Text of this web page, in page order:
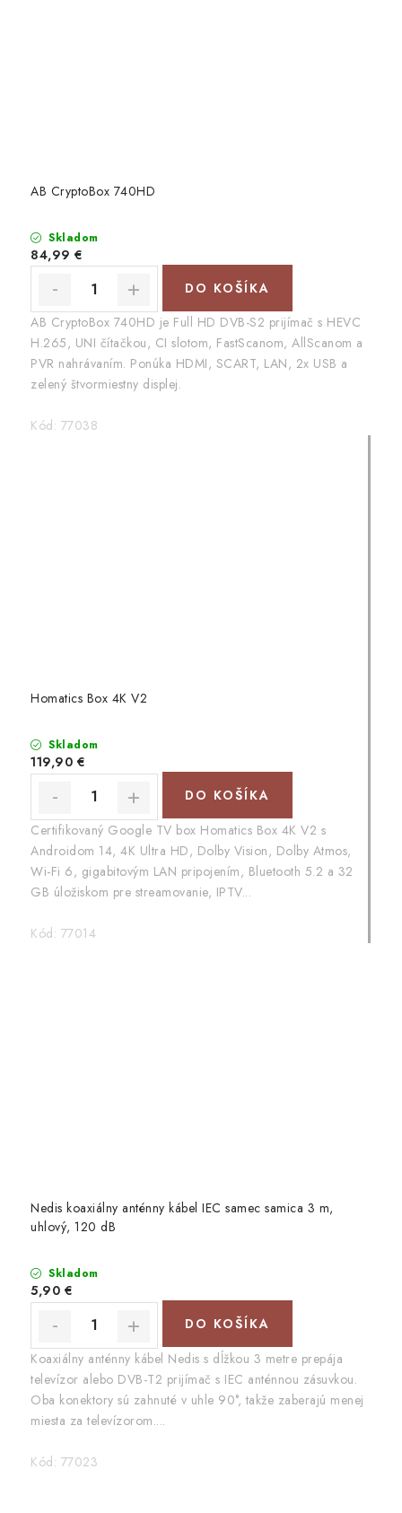
AB CryptoBox 740HD
Skladom
84,99 €
DO KOŠÍKA
AB CryptoBox 740HD je Full HD DVB-S2 prijímač s HEVC
H.265, UNI čítačkou, CI slotom, FastScanom, AllScanom a
PVR nahrávaním. Ponúka HDMI, SCART, LAN, 2x USB a
zelený štvormiestny displej.
Kód: 77038
Homatics Box 4K V2
Skladom
119,90 €
DO KOŠÍKA
Certifikovaný Google TV box Homatics Box 4K V2 s
Androidom 14, 4K Ultra HD, Dolby Vision, Dolby Atmos,
Wi-Fi 6, gigabitovým LAN pripojením, Bluetooth 5.2 a 32
GB úložiskom pre streamovanie, IPTV...
Kód: 77014
Nedis koaxiálny anténny kábel IEC samec samica 3 m,
uhlový, 120 dB
Skladom
5,90 €
DO KOŠÍKA
Koaxiálny anténny kábel Nedis s dĺžkou 3 metre prepája
televízor alebo DVB-T2 prijímač s IEC anténnou zásuvkou.
Oba konektory sú zahnuté v uhle 90°, takže zaberajú menej
miesta za televízorom....
Kód: 77023